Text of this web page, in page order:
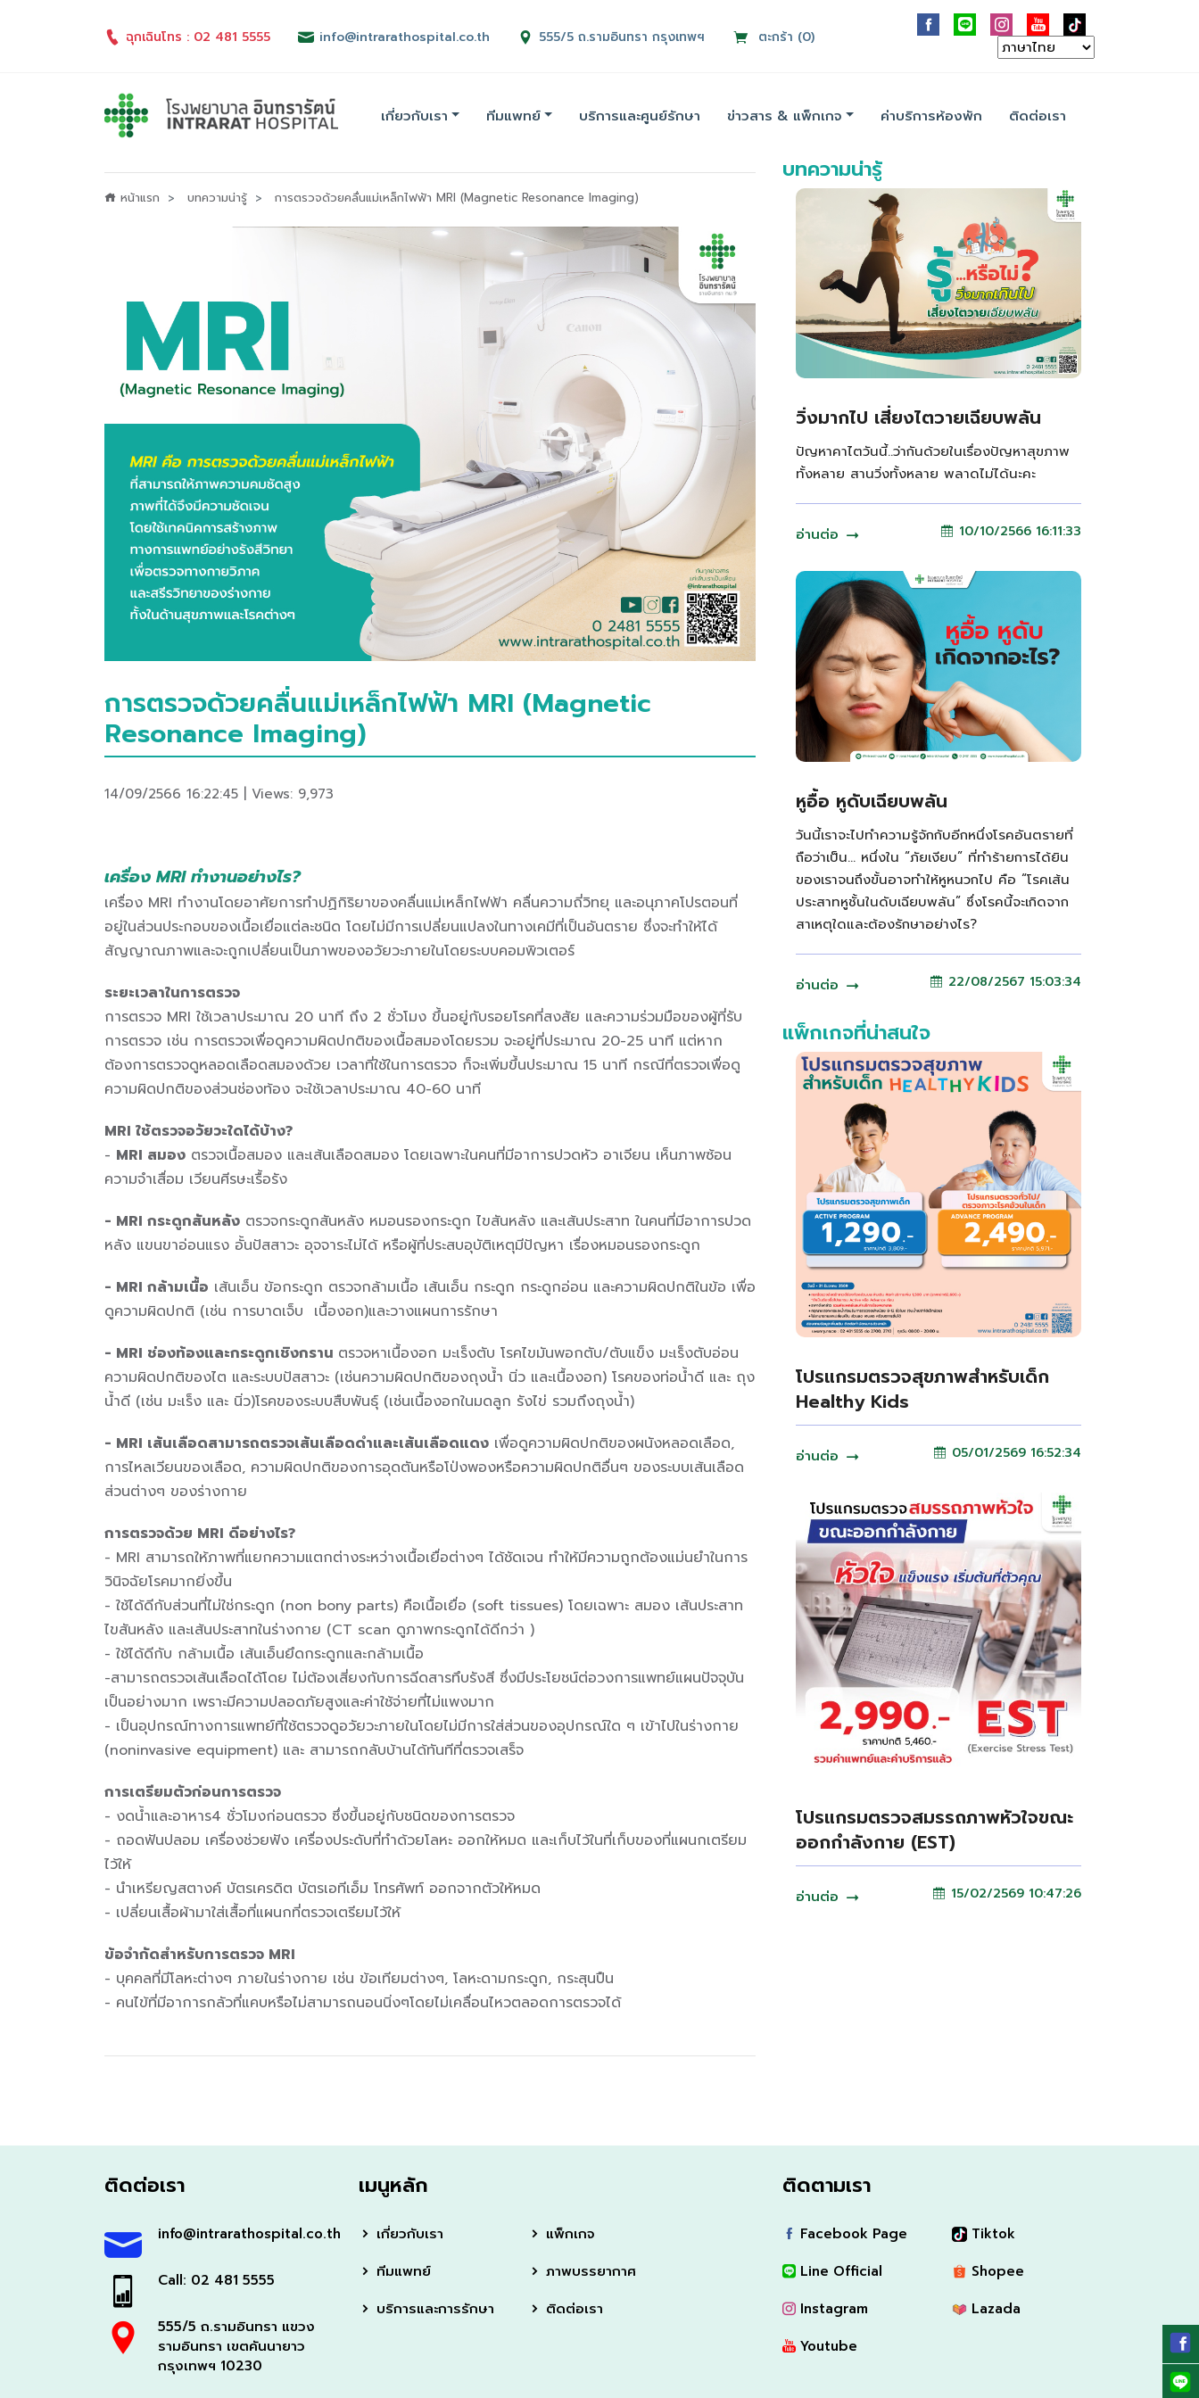
ฉุกเฉินโทร : 02 481 5555 info@intrarathospital.co.th 555/5 ถ.รามอินทรา กรุงเทพฯ ตะกร้า (0)
เกี่ยวกับเรา ทีมแพทย์ บริการและศูนย์รักษา ข่าวสาร & แพ็กเกจ ค่าบริการห้องพัก ติดต่อเรา
หน้าแรก บทความน่ารู้ การตรวจด้วยคลื่นแม่เหล็กไฟฟ้า MRI (Magnetic Resonance Imaging)
การตรวจด้วยคลื่นแม่เหล็กไฟฟ้า MRI (Magnetic
Resonance Imaging)
14/09/2566 16:22:45 | Views: 9,973
เครื่อง MRI ทำงานอย่างไร?
เครื่อง MRI ทำงานโดยอาศัยการทำปฏิกิริยาของคลื่นแม่เหล็กไฟฟ้า คลื่นความถี่วิทยุ และอนุภาคโปรตอนที่
อยู่ในส่วนประกอบของเนื้อเยื่อแต่ละชนิด โดยไม่มีการเปลี่ยนแปลงในทางเคมีที่เป็นอันตราย ซึ่งจะทำให้ได้
สัญญาณภาพและจะถูกเปลี่ยนเป็นภาพของอวัยวะภายในโดยระบบคอมพิวเตอร์
ระยะเวลาในการตรวจ
การตรวจ MRI ใช้เวลาประมาณ 20 นาที ถึง 2 ชั่วโมง ขึ้นอยู่กับรอยโรคที่สงสัย และความร่วมมือของผู้ที่รับ
การตรวจ เช่น การตรวจเพื่อดูความผิดปกติของเนื้อสมองโดยรวม จะอยู่ที่ประมาณ 20-25 นาที แต่หาก
ต้องการตรวจดูหลอดเลือดสมองด้วย เวลาที่ใช้ในการตรวจ ก็จะเพิ่มขึ้นประมาณ 15 นาที กรณีที่ตรวจเพื่อดู
ความผิดปกติของส่วนช่องท้อง จะใช้เวลาประมาณ 40-60 นาที
MRI ใช้ตรวจอวัยวะใดได้บ้าง?
- MRI สมอง ตรวจเนื้อสมอง และเส้นเลือดสมอง โดยเฉพาะในคนที่มีอาการปวดหัว อาเจียน เห็นภาพซ้อน
ความจำเสื่อม เวียนศีรษะเรื้อรัง
- MRI กระดูกสันหลัง ตรวจกระดูกสันหลัง หมอนรองกระดูก ไขสันหลัง และเส้นประสาท ในคนที่มีอาการปวด
หลัง แขนขาอ่อนแรง อั้นปัสสาวะ อุจจาระไม่ได้ หรือผู้ที่ประสบอุบัติเหตุมีปัญหา เรื่องหมอนรองกระดูก
- MRI กล้ามเนื้อ เส้นเอ็น ข้อกระดูก ตรวจกล้ามเนื้อ เส้นเอ็น กระดูก กระดูกอ่อน และความผิดปกติในข้อ เพื่อ
ดูความผิดปกติ (เช่น การบาดเจ็บ เนื้องอก)และวางแผนการรักษา
- MRI ช่องท้องและกระดูกเชิงกราน ตรวจหาเนื้องอก มะเร็งตับ โรคไขมันพอกตับ/ตับแข็ง มะเร็งตับอ่อน
ความผิดปกติของไต และระบบปัสสาวะ (เช่นความผิดปกติของถุงน้ำ นิ่ว และเนื้องอก) โรคของท่อนํ้าดี และ ถุง
น้ำดี (เช่น มะเร็ง และ นิ่ว)โรคของระบบสืบพันธุ์ (เช่นเนื้องอกในมดลูก รังไข่ รวมถึงถุงน้ำ)
- MRI เส้นเลือดสามารถตรวจเส้นเลือดดำและเส้นเลือดแดง เพื่อดูความผิดปกติของผนังหลอดเลือด,
การไหลเวียนของเลือด, ความผิดปกติของการอุดตันหรือโป่งพองหรือความผิดปกติอื่นๆ ของระบบเส้นเลือด
ส่วนต่างๆ ของร่างกาย
การตรวจด้วย MRI ดีอย่างไร?
- MRI สามารถให้ภาพที่แยกความแตกต่างระหว่างเนื้อเยื่อต่างๆ ได้ชัดเจน ทำให้มีความถูกต้องแม่นยำในการ
วินิจฉัยโรคมากยิ่งขึ้น
- ใช้ได้ดีกับส่วนที่ไม่ใช่กระดูก (non bony parts) คือเนื้อเยื่อ (soft tissues) โดยเฉพาะ สมอง เส้นประสาท
ไขสันหลัง และเส้นประสาทในร่างกาย (CT scan ดูภาพกระดูกได้ดีกว่า )
- ใช้ได้ดีกับ กล้ามเนื้อ เส้นเอ็นยึดกระดูกและกล้ามเนื้อ
-สามารถตรวจเส้นเลือดได้โดย ไม่ต้องเสี่ยงกับการฉีดสารทึบรังสี ซึ่งมีประโยชน์ต่อวงการแพทย์แผนปัจจุบัน
เป็นอย่างมาก เพราะมีความปลอดภัยสูงและค่าใช้จ่ายที่ไม่แพงมาก
- เป็นอุปกรณ์ทางการแพทย์ที่ใช้ตรวจดูอวัยวะภายในโดยไม่มีการใส่ส่วนของอุปกรณ์ใด ๆ เข้าไปในร่างกาย
(noninvasive equipment) และ สามารถกลับบ้านได้ทันทีที่ตรวจเสร็จ
การเตรียมตัวก่อนการตรวจ
- งดน้ำและอาหาร4 ชั่วโมงก่อนตรวจ ซึ่งขึ้นอยู่กับชนิดของการตรวจ
- ถอดฟันปลอม เครื่องช่วยฟัง เครื่องประดับที่ทำด้วยโลหะ ออกให้หมด และเก็บไว้ในที่เก็บของที่แผนกเตรียม
ไว้ให้
- นำเหรียญสตางค์ บัตรเครดิต บัตรเอทีเอ็ม โทรศัพท์ ออกจากตัวให้หมด
- เปลี่ยนเสื้อผ้ามาใส่เสื้อที่แผนกที่ตรวจเตรียมไว้ให้
ข้อจำกัดสำหรับการตรวจ MRI
- บุคคลที่มีโลหะต่างๆ ภายในร่างกาย เช่น ข้อเทียมต่างๆ, โลหะดามกระดูก, กระสุนปืน
- คนไข้ที่มีอาการกลัวที่แคบหรือไม่สามารถนอนนิ่งๆโดยไม่เคลื่อนไหวตลอดการตรวจได้
บทความน่ารู้
วิ่งมากไป เสี่ยงไตวายเฉียบพลัน
ปัญหาคาไตวันนี้..ว่ากันด้วยในเรื่องปัญหาสุขภาพ
ทั้งหลาย สานวิ่งทั้งหลาย พลาดไม่ได้นะคะ
อ่านต่อ 10/10/2566 16:11:33
หูอื้อ หูดับเฉียบพลัน
วันนี้เราจะไปทำความรู้จักกับอีกหนึ่งโรคอันตรายที่
ถือว่าเป็น… หนึ่งใน “ภัยเงียบ” ที่ทำร้ายการได้ยิน
ของเราจนถึงขั้นอาจทำให้หูหนวกไป คือ “โรคเส้น
ประสาทหูชั้นในดับเฉียบพลัน” ซึ่งโรคนี้จะเกิดจาก
สาเหตุใดและต้องรักษาอย่างไร?
อ่านต่อ 22/08/2567 15:03:34
แพ็กเกจที่น่าสนใจ
โปรแกรมตรวจสุขภาพสำหรับเด็ก
Healthy Kids
อ่านต่อ 05/01/2569 16:52:34
โปรแกรมตรวจสมรรถภาพหัวใจขณะ
ออกกำลังกาย (EST)
อ่านต่อ 15/02/2569 10:47:26
ติดต่อเรา
info@intrarathospital.co.th
Call: 02 481 5555
555/5 ถ.รามอินทรา แขวง
รามอินทรา เขตคันนายาว
กรุงเทพฯ 10230
เมนูหลัก
เกี่ยวกับเรา
ทีมแพทย์
บริการและการรักษา
แพ็กเกจ
ภาพบรรยากาศ
ติดต่อเรา
ติดตามเรา
Facebook Page
Line Official
Instagram
Youtube
Tiktok
Shopee
Lazada